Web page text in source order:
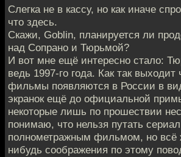
Слегка не в кассу, но как иначе
что здесь.
Скажи, Goblin, планируется ли
над Сопрано и Тюрьмой?
И вот мне ещё интересно стало:
ведь 1997-го года. Как так выходит
фильмы появляются в России в
экранок ещё до официальной
некоторые лишь по прошествии
понимаю, что нельзя путать
полнометражным фильмом, но всё
нибудь соображения по этому